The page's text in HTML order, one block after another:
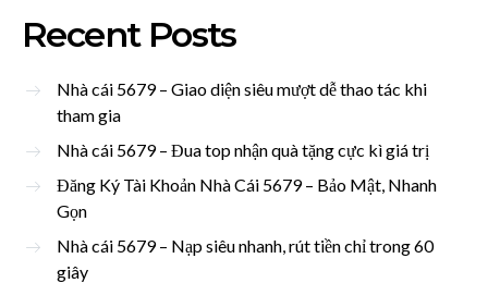
Recent Posts
Nhà cái 5679 – Giao diện siêu mượt dễ thao tác khi
tham gia
Nhà cái 5679 – Đua top nhận quà tặng cực kì giá trị
Đăng Ký Tài Khoản Nhà Cái 5679 – Bảo Mật, Nhanh
Gọn
Nhà cái 5679 – Nạp siêu nhanh, rút tiền chỉ trong 60
giây